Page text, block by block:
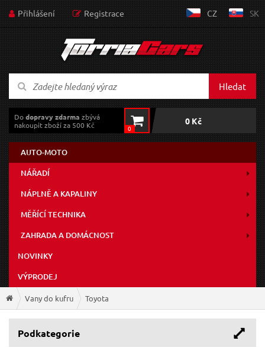
Přihlášení Registrace CZ SK
Hledat
Dodopravy zdarma zbývá
nakoupit zboží za 500 Kč
0
0 Kč
AUTO-MOTO
NÁŘADÍ
NÁPLNĚ A KAPALINY
MĚŘÍCÍ TECHNIKA
ZAHRADA A DOMÁCNOST
NOVINKY
VÝPRODEJ
Vany do kufru Toyota
Podkategorie